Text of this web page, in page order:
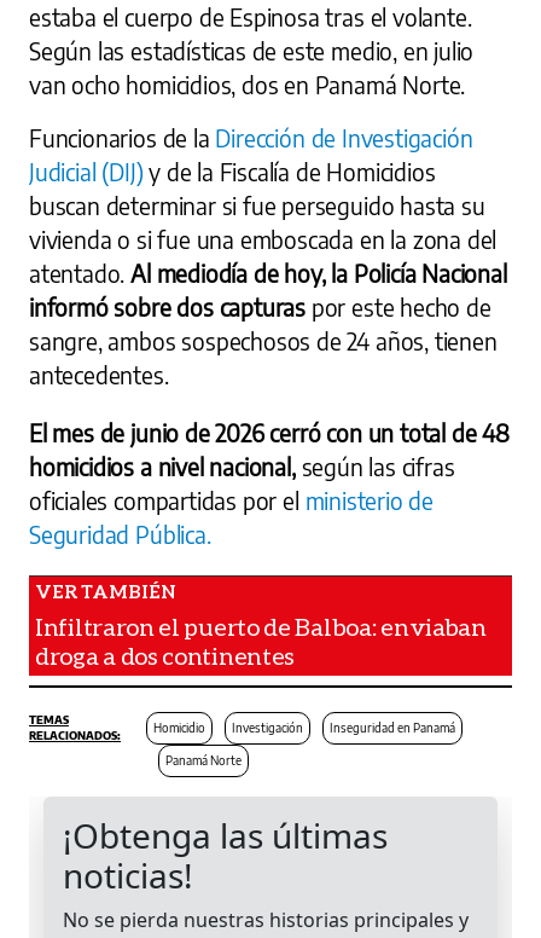
estaba el cuerpo de Espinosa tras el volante.
Según las estadísticas de este medio, en julio
van ocho homicidios, dos en Panamá Norte.
Funcionarios de la Dirección de Investigación
Judicial (DIJ) y de la Fiscalía de Homicidios
buscan determinar si fue perseguido hasta su
vivienda o si fue una emboscada en la zona del
atentado. Al mediodía de hoy, la Policía Nacional
informó sobre dos capturas por este hecho de
sangre, ambos sospechosos de 24 años, tienen
antecedentes.
El mes de junio de 2026 cerró con un total de 48
homicidios a nivel nacional, según las cifras
oficiales compartidas por el ministerio de
Seguridad Pública.
Infiltraron el puerto de Balboa: enviaban
droga a dos continentes
Homicidio Investigación Inseguridad en Panamá
Panamá Norte